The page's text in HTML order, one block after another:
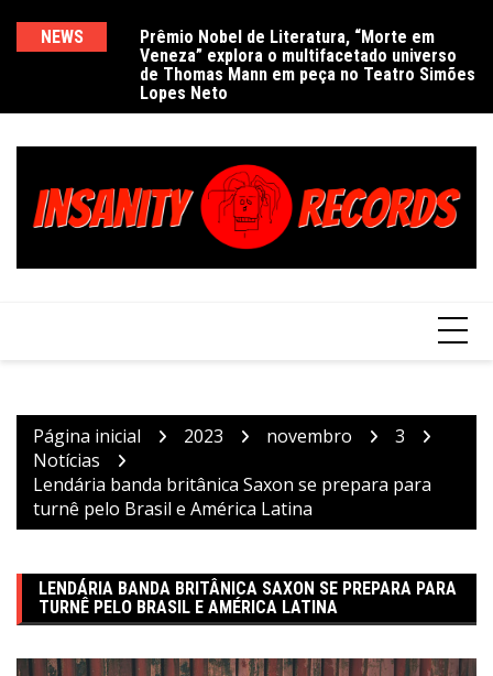
NEWS
Prêmio Nobel de Literatura, “Morte em
Veneza” explora o multifacetado universo
de Thomas Mann em peça no Teatro Simões
Lopes Neto
Página inicial 2023 novembro
3
Notícias
Lendária banda britânica Saxon se prepara para
turnê pelo Brasil e América Latina
LENDÁRIA BANDA BRITÂNICA SAXON SE PREPARA PARA
TURNÊ PELO BRASIL E AMÉRICA LATINA